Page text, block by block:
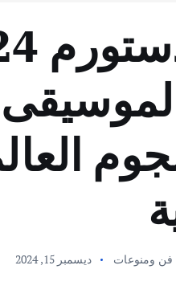
فن ومنوعات ديسمبر 15, 2024